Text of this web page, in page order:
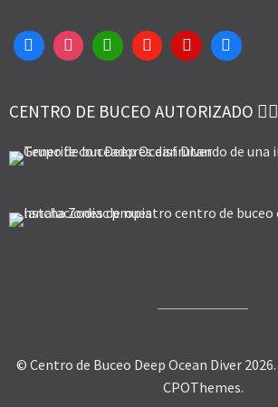
CENTRO DE BUCEO AUTORIZADO 👌🏻
© Centro de Buceo Deep Ocean Diver 2026.
CPOThemes.